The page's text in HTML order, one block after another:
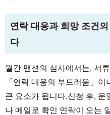
연락 대응과 희망 조건
다
월간 맨션의 심사에서는, 서
「연락 대응의 부드러움」
큰 요소가 됩니다.신청 후,
나 메일로 확인 연락이 오는